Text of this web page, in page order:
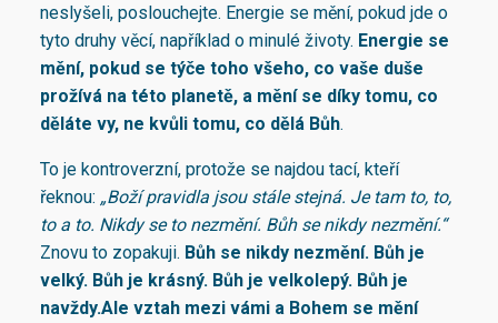
neslyšeli, poslouchejte. Energie se mění, pokud jde o
tyto druhy věcí, například o minulé životy. Energie se
mění, pokud se týče toho všeho, co vaše duše
prožívá na této planetě, a mění se díky tomu, co
děláte vy, ne kvůli tomu, co dělá Bůh.
To je kontroverzní, protože se najdou tací, kteří
řeknou: „Boží pravidla jsou stále stejná. Je tam to, to,
to a to. Nikdy se to nezmění. Bůh se nikdy nezmění.“
Znovu to zopakuji. Bůh se nikdy nezmění. Bůh je
velký. Bůh je krásný. Bůh je velkolepý. Bůh je
navždy.Ale vztah mezi vámi a Bohem se mění